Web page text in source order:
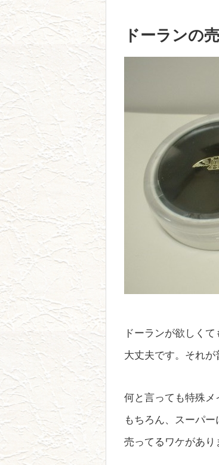
ドーランの
ドーランが欲しく
大丈夫です。それが
何と言っても特殊メ
もちろん、スーパー
売ってるワケがあり